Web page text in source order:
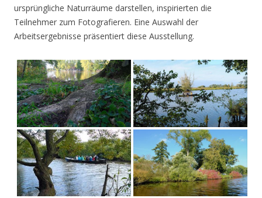
ursprüngliche Naturräume darstellen, inspirierten die
Teilnehmer zum Fotografieren. Eine Auswahl der
Arbeitsergebnisse präsentiert diese Ausstellung.